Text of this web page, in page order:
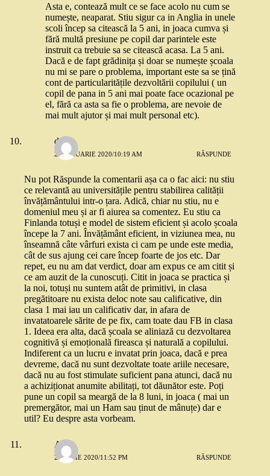
Asta e, contează mult ce se face acolo nu cum se
numește, neaparat. Stiu sigur ca in Anglia in unele
scoli încep sa citească la 5 ani, in joaca cumva și
fără multă presiune pe copil dar parintele este
instruit ca trebuie sa se citească acasa. La 5 ani.
Dacă e de fapt grădinița și doar se numește școala
nu mi se pare o problema, important este sa se țină
cont de particularitățile dezvoltării copilului ( un
copil de pana in 5 ani mai poate face ocazional pe
el, fără ca asta sa fie o problema, are nevoie de
mai mult ajutor și mai mult personal etc).
deea
23 IANUARIE 2020/10:19 AM RĂSPUNDE
Nu pot Răspunde la comentarii așa ca o fac aici: nu stiu
ce relevantă au universitățile pentru stabilirea calității
învățământului intr-o țara. Adică, chiar nu stiu, nu e
domeniul meu și ar fi aiurea sa comentez. Eu stiu ca
Finlanda totuși e model de sistem eficient și acolo școala
începe la 7 ani. Învățământ eficient, in viziunea mea, nu
înseamnă câte vârfuri exista ci cam pe unde este media,
cât de sus ajung cei care încep foarte de jos etc. Dar
repet, eu nu am dat verdict, doar am expus ce am citit și
ce am auzit de la cunoscuți. Citit in joaca se practica și
la noi, totuși nu suntem atât de primitivi, in clasa
pregătitoare nu exista deloc note sau calificative, din
clasa 1 mai iau un calificativ dar, in afara de
invatatoarele sărite de pe fix, cam toate dau FB in clasa
1. Ideea era alta, dacă școala se aliniază cu dezvoltarea
cognitivă și emoțională fireasca și naturală a copilului.
Indiferent ca un lucru e invatat prin joaca, dacă e prea
devreme, dacă nu sunt dezvoltate toate ariile necesare,
dacă nu au fost stimulate suficient pana atunci, dacă nu
a achiziționat anumite abilitați, tot dăunător este. Poți
pune un copil sa meargă de la 8 luni, in joaca ( mai un
premergător, mai un Ham sau ținut de mânuțe) dar e
util? Eu despre asta vorbeam.
Alina
21 IUNIE 2020/11:52 PM RĂSPUNDE